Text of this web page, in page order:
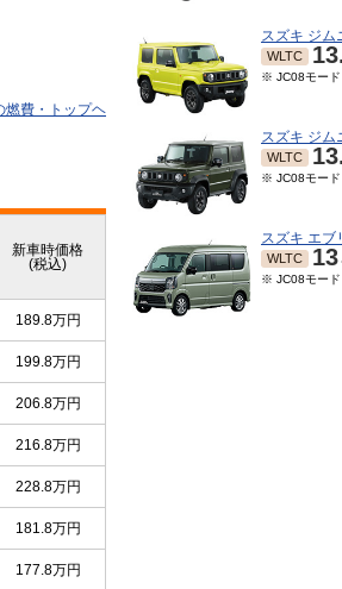
燃費・トップヘ
新車時価格
(税込)
189.8万円
199.8万円
206.8万円
216.8万円
228.8万円
181.8万円
177.8万円
スズキ ジム
WLTC
※ JC08モード
スズキ ジム
WLTC
※ JC08モード
スズキ エブ
WLTC 13
※ JC08モード